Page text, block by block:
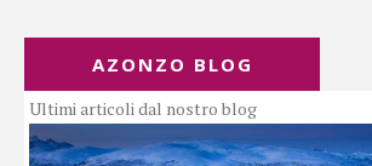
AZONZO BLOG
Ultimi articoli dal nostro blog